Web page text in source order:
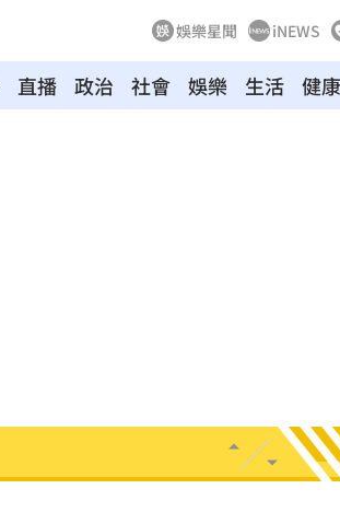
娛樂星聞 iNEWS
直播 政治 社會 娛樂 生活 健康